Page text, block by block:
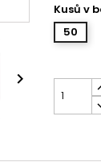

Kusů v
50